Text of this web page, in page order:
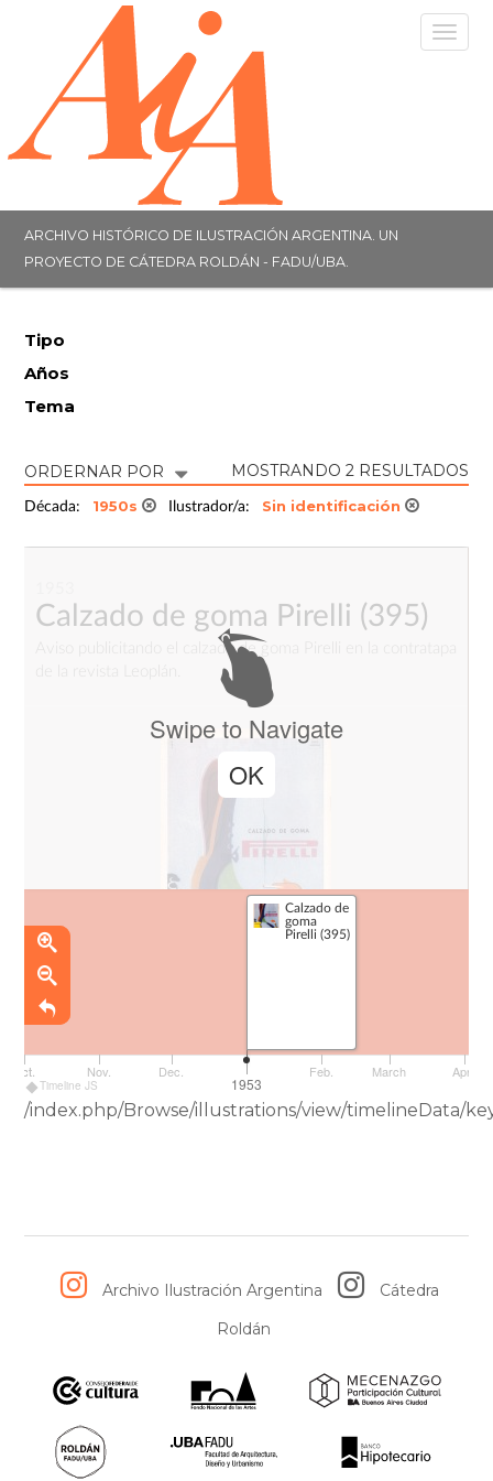
ARCHIVO HISTÓRICO DE ILUSTRACIÓN ARGENTINA. UN
PROYECTO DE CÁTEDRA ROLDÁN - FADU/UBA.
Tipo
Años
Tema
ORDERNAR POR MOSTRANDO 2 RESULTADOS
Década: 1950s Ilustrador/a: Sin identificación
Calzado de goma Pirelli (395)
Aviso publicitando el calzado de goma Pirelli en la contratapa
Swipe to Navigate
OK
Timeline JS
Calzado de
goma
Pirelli (395)
1953
Oct.
Oct. Nov. Dec. Feb. March April
/index.php/Browse/illustrations/view/timelineData/
Archivo Ilustración Argentina
Cátedra
Roldán